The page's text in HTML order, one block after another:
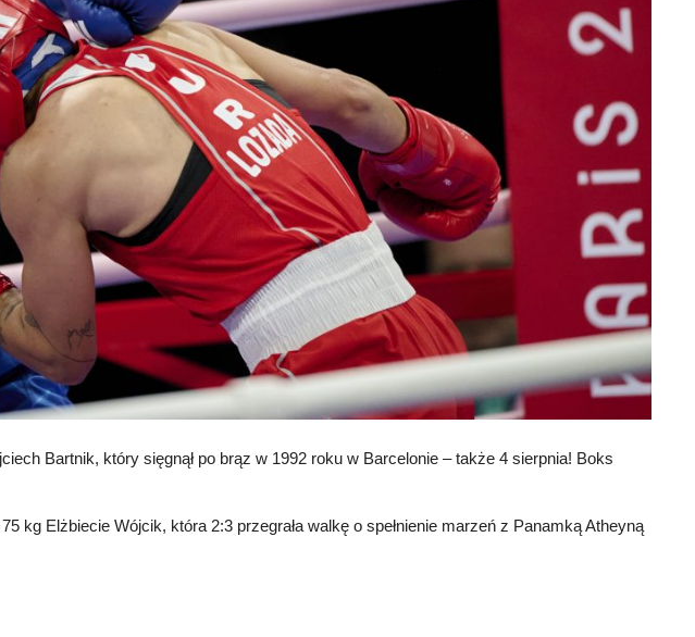
Bartnik, który sięgnął po brąz w 1992 roku w Barcelonie – także 4 sierpnia! Boks
kg Elżbiecie Wójcik, która 2:3 przegrała walkę o spełnienie marzeń z Panamką Atheyną